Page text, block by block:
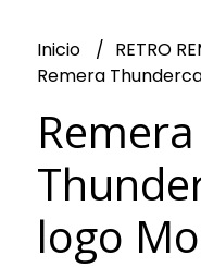
Inicio
RETRO
Remera
Remera
logo